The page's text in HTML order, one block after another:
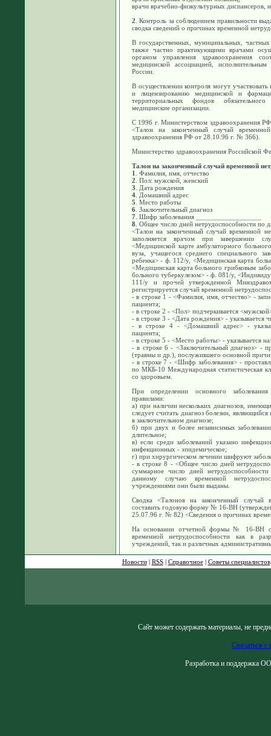
врачи врачебно-физкультурных диспансеров,
2 . Контроль за соблюдением правильности
сводка сведений о причинах временной
В государственных, муниципальных,
также частно практикующими врачами
органом управления здравоохранения
медицинской ассоциацией,
России.
В осуществлении контроля могут
и лицензированию медицинской и
территориальных фондов
медицинские организации.
С 1996 г. Министерством здравоохранения
<Талон на законченный случай
здравоохранения РФ от 28.10.96 г. № 366).
Министерство здравоохранения Российской
Талон на законченный случай временной
1
. Фамилия, имя, отчество
2 . Пол: мужской, женский
3 . Дата рождения
4 . Домашний адрес
5 . Место работы
6 . Заключительный диагноз
7 . Шифр заболевания __________________
8 . Общее число дней нетрудоспособности по
<Талон на законченный случай временной
заполняется врачом при завершении
<Медицинской карте амбулаторного
вуза, учащегося среднего специального
ребенка> - ф. 112/у, <Медицинская карта
<Медицинская карта больного грибковым
больного туберкулезом> - ф. 081/у,
111/у и прочей утвержденной
регистрируется случай временной
- в строке 1 - <Фамилия, имя, отчество> -
пациента;
- в строке 2 - <Пол> подчеркивается
- в строке 3 - <Дата рождения> - указывается
- в строке 4 - <Домашний адрес> -
пациента;
- в строке 5 - <Место работы> - указывается
- в строке 6 - <Заключительный диагноз> -
(травмы и др.), послужившего основной
- в строке 7 - <Шифр заболевания> -
по МКБ-10 Междунaроднaя стaтистическaя
со здоровьем.
При определении основного
правилами:
а) при наличии нескольких диагнозов,
следует считать диагноз болезни,
в заключительном диагнозе;
б) при двух и более независимых
длительное;
в) если среди заболеваний указано
инфекционных - эпидемическое;
г) при хирургическом лечении шифруют
- в строке 8 - <Общее число дней
суммарное число дней
данному случаю временной
учреждениями они были выданы.
Сводка <Талонов на законченный случай
составить годовую форму № 16-ВН
25.07.96 г. № 82) <Сведения о причинах
На основании отчетной формы № 16-ВН
временной нетрудоспособности как в
учреждений, так и различных
Новости| RSS| Справочное| Советы специалистов
Сайт может содержать материалы, не
Связаться с
Разработка и